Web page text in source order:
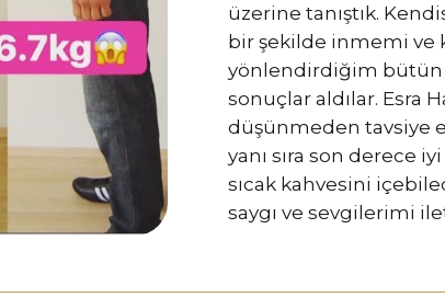
üzerine tanıştık.
bir şekilde inmemi ve
yönlendirdiğim bütün
sonuçlar aldılar. Esra
düşünmeden tavsiye
yanı sıra son derece
sıcak kahvesini
saygı ve sevgilerimi